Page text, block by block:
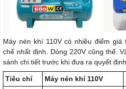
Máy nén khí 110V có nhiều điểm
chế nhất định. Dòng 220V cũng thế.
sánh chi tiết trước khi đưa ra quyết
Tiêu chí Máy nén khí 110V